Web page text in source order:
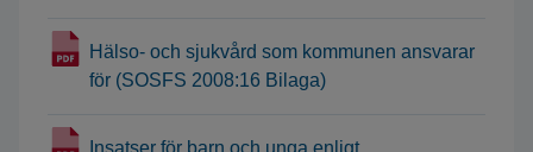
Hälso- och sjukvård som kommunen ansvarar
för (SOSFS 2008:16 Bilaga)
Insatser för barn och unga enligt